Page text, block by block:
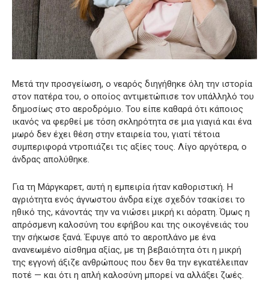
Μετά την προσγείωση, ο νεαρός διηγήθηκε όλη την ιστορία
στον πατέρα του, ο οποίος αντιμετώπισε τον υπάλληλό του
δημοσίως στο αεροδρόμιο. Του είπε καθαρά ότι κάποιος
ικανός να φερθεί με τόση σκληρότητα σε μια γιαγιά και ένα
μωρό δεν έχει θέση στην εταιρεία του, γιατί τέτοια
συμπεριφορά ντροπιάζει τις αξίες τους. Λίγο αργότερα, ο
άνδρας απολύθηκε.
Για τη Μάργκαρετ, αυτή η εμπειρία ήταν καθοριστική. Η
αγριότητα ενός άγνωστου άνδρα είχε σχεδόν τσακίσει το
ηθικό της, κάνοντάς την να νιώσει μικρή κι αόρατη. Όμως η
απρόσμενη καλοσύνη του εφήβου και της οικογένειάς του
την σήκωσε ξανά. Έφυγε από το αεροπλάνο με ένα
ανανεωμένο αίσθημα αξίας, με τη βεβαιότητα ότι η μικρή
της εγγονή άξιζε ανθρώπους που δεν θα την εγκατέλειπαν
ποτέ — και ότι η απλή καλοσύνη μπορεί να αλλάξει ζωές.